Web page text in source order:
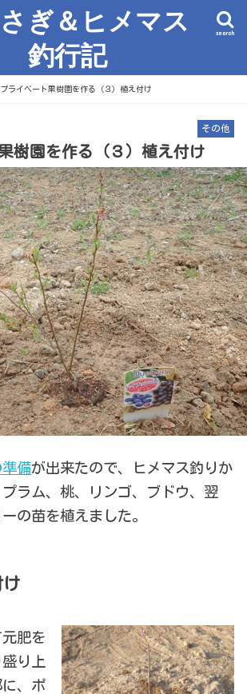
ぎ＆ヒメマス
釣行記
search
プライベート果樹園を作る（３）植え付け
その他
樹園を作る（３）植え付け
備が出来たので、ヒメマス釣りか
ラム、桃、リンゴ、ブドウ、翌
の苗を植えました。
肥を
り上
、ポ